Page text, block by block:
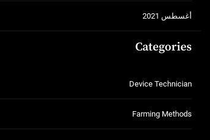
أغسطس 2021
Categories
Device Technician
Farming Methods